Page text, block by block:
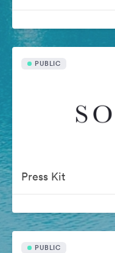
PUBLIC
Press Kit
PUBLIC